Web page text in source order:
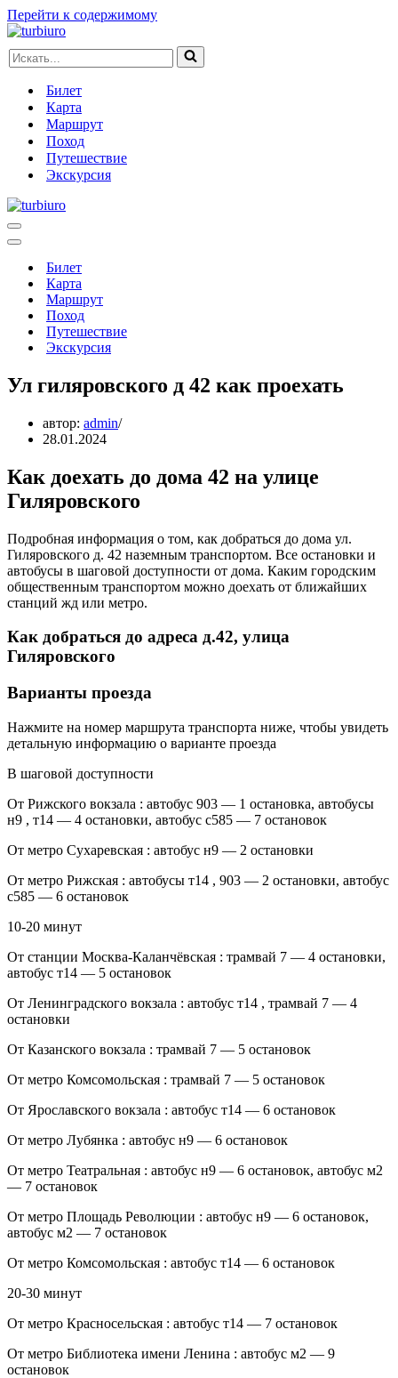
Перейти к содержимому
Искать...
Билет
Карта
Маршрут
Поход
Путешествие
Экскурсия
Меню
навигации
Меню
навигацииБилет
Карта
Маршрут
Поход
Путешествие
Экскурсия
Ул гиляровского д 42 как проехать
автор: admin
28.01.2024
Как доехать до дома 42 на улице
Гиляровского
Подробная информация о том, как добраться до дома ул.
Гиляровского д. 42 наземным транспортом. Все остановки и
автобусы в шаговой доступности от дома. Каким городским
общественным транспортом можно доехать от ближайших
станций жд или метро.
Как добраться до адреса д.42, улица
Гиляровского
Варианты проезда
Нажмите на номер маршрута транспорта ниже, чтобы увидеть
детальную информацию о варианте проезда
В шаговой доступности
От Рижского вокзала : автобус 903 — 1 остановка, автобусы
н9 , т14 — 4 остановки, автобус с585 — 7 остановок
От метро Сухаревская : автобус н9 — 2 остановки
От метро Рижская : автобусы т14 , 903 — 2 остановки, автобус
с585 — 6 остановок
10-20 минут
От станции Москва-Каланчёвская : трамвай 7 — 4 остановки,
автобус т14 — 5 остановок
От Ленинградского вокзала : автобус т14 , трамвай 7 — 4
остановки
От Казанского вокзала : трамвай 7 — 5 остановок
От метро Комсомольская : трамвай 7 — 5 остановок
От Ярославского вокзала : автобус т14 — 6 остановок
От метро Лубянка : автобус н9 — 6 остановок
От метро Театральная : автобус н9 — 6 остановок, автобус м2
— 7 остановок
От метро Площадь Революции : автобус н9 — 6 остановок,
автобус м2 — 7 остановок
От метро Комсомольская : автобус т14 — 6 остановок
20-30 минут
От метро Красносельская : автобус т14 — 7 остановок
От метро Библиотека имени Ленина : автобус м2 — 9
остановок